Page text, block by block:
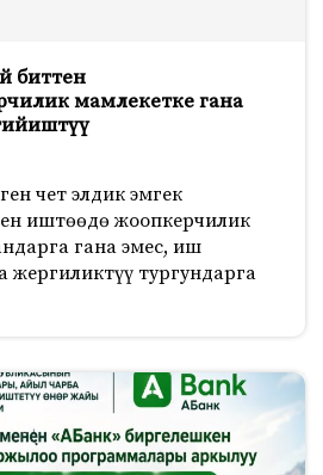
биттен
мамлекетке гана
чет элдик эмгек
иштөөдө жоопкерчилик
гана эмес, иш
жергиликтүү тургундарга